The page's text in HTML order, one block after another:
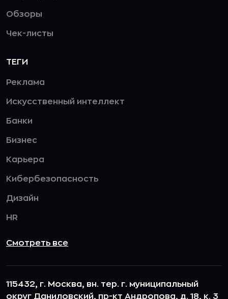
Обзоры
Чек-листы
ТЕГИ
Реклама
Искусственный интеллект
Банки
Бизнес
Карьера
Кибербезопасность
Дизайн
HR
Смотреть все
115432, г. Москва, вн. тер. г. муниципальный
округ Даниловский, пр-кт Андропова, д. 18, к. 3